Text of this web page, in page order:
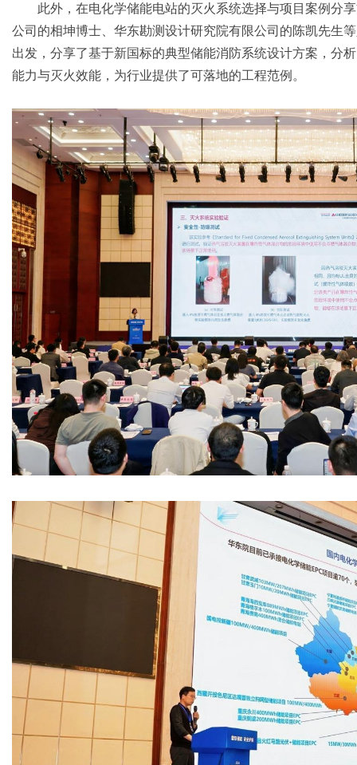
此外，在电化学储能电站的灭火系统选择与项目案例分
公司的相坤博士、华东勘测设计研究院有限公司的陈凯先生
出发，分享了基于新国标的典型储能消防系统设计方案，分
能力与灭火效能，为行业提供了可落地的工程范例。